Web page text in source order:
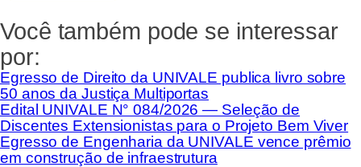
Você também pode se interessar
por:
Egresso de Direito da UNIVALE publica livro sobre
50 anos da Justiça Multiportas
Edital UNIVALE N° 084/2026 — Seleção de
Discentes Extensionistas para o Projeto Bem Viver
Egresso de Engenharia da UNIVALE vence prêmio
em construção de infraestrutura